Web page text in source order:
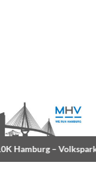
Hamburg– Volkspark